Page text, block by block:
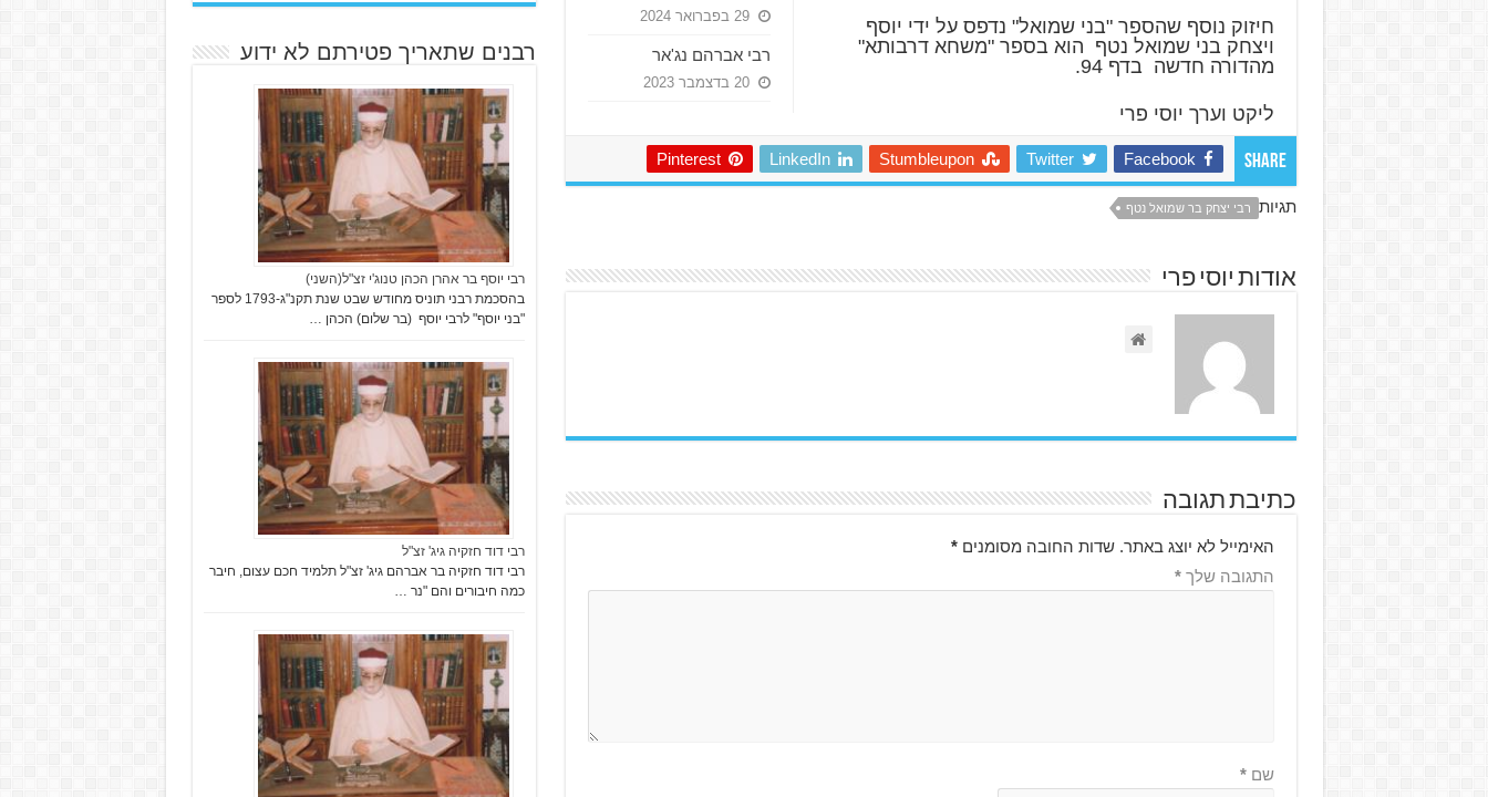
29 בפברואר 2024
רבי אברהם נג'אר
20 בדצמבר 2023
חיזוק נוסף שהספר "בני שמואל" נדפס על ידי יוסף
ויצחק בני שמואל נטף הוא בספר "משחא דרבותא"
מהדורה חדשה בדף 94.
ליקט וערך יוסי פרי
Share
Facebook
Twitter
Stumbleupon
LinkedIn
Pinterest
תגיות רבי יצחק בר שמואל נטף
אודות יוסי פרי
כתיבת תגובה
האימייל לא יוצג באתר. שדות החובה מסומנים*
התגובה שלך*
שם*
רבנים שתאריך פטירתם לא ידוע
רבי יוסף בר אהרן הכהן טנוג'י זצ"ל(השני)
בהסכמת רבני תוניס מחודש שבט שנת תקנ"ג-1793 לספר
"בני יוסף" לרבי יוסף (בר שלום) הכהן …
רבי דוד חזקיה גיג' זצ"ל
רבי דוד חזקיה בר אברהם גיג' זצ"ל תלמיד חכם עצום, חיבר
כמה חיבורים והם "נר …